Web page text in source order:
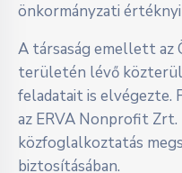
önkormányzati
A társaság emellett az
területén lévő
feladatait is elvégezte.
az ERVA Nonprofit
közfoglalkoztatás
biztosításában.